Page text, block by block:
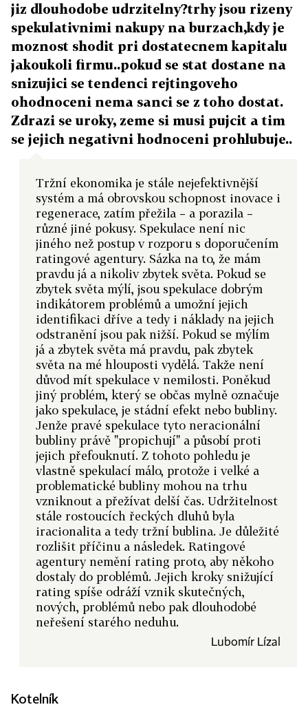
jiz dlouhodobe udrzitelny?trhy jsou rizeny
spekulativnimi nakupy na burzach,kdy je
moznost shodit pri dostatecnem kapitalu
jakoukoli firmu..pokud se stat dostane na
snizujici se tendenci rejtingoveho
ohodnoceni nema sanci se z toho dostat.
Zdrazi se uroky, zeme si musi pujcit a tim
se jejich negativni hodnoceni prohlubuje..
Tržní ekonomika je stále nejefektivnější
systém a má obrovskou schopnost inovace i
regenerace, zatím přežila – a porazila –
různé jiné pokusy. Spekulace není nic
jiného než postup v rozporu s doporučením
ratingové agentury. Sázka na to, že mám
pravdu já a nikoliv zbytek světa. Pokud se
zbytek světa mýlí, jsou spekulace dobrým
indikátorem problémů a umožní jejich
identifikaci dříve a tedy i náklady na jejich
odstranění jsou pak nižší. Pokud se mýlím
já a zbytek světa má pravdu, pak zbytek
světa na mé hlouposti vydělá. Takže není
důvod mít spekulace v nemilosti. Poněkud
jiný problém, který se občas mylně označuje
jako spekulace, je stádní efekt nebo bubliny.
Jenže pravé spekulace tyto neracionální
bubliny právě "propichují" a působí proti
jejich přefouknutí. Z tohoto pohledu je
vlastně spekulací málo, protože i velké a
problematické bubliny mohou na trhu
vzniknout a přežívat delší čas. Udržitelnost
stále rostoucích řeckých dluhů byla
iracionalita a tedy tržní bublina. Je důležité
rozlišit příčinu a následek. Ratingové
agentury nemění rating proto, aby někoho
dostaly do problémů. Jejich kroky snižující
rating spíše odráží vznik skutečných,
nových, problémů nebo pak dlouhodobé
neřešení starého neduhu.
Lubomír Lízal
Kotelník